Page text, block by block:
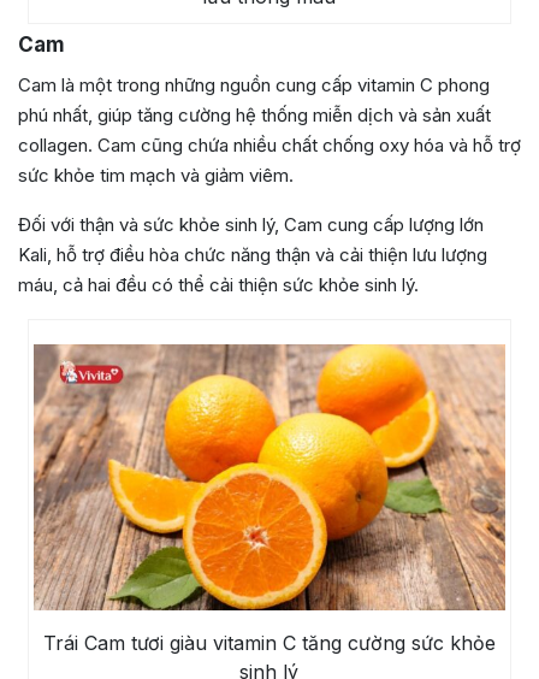
Cam
Cam là một trong những nguồn cung cấp vitamin C phong
phú nhất, giúp tăng cường hệ thống miễn dịch và sản xuất
collagen. Cam cũng chứa nhiều chất chống oxy hóa và hỗ trợ
sức khỏe tim mạch và giảm viêm.
Đối với thận và sức khỏe sinh lý, Cam cung cấp lượng lớn
Kali, hỗ trợ điều hòa chức năng thận và cải thiện lưu lượng
máu, cả hai đều có thể cải thiện sức khỏe sinh lý.
Trái Cam tươi giàu vitamin C tăng cường sức khỏe
sinh lý